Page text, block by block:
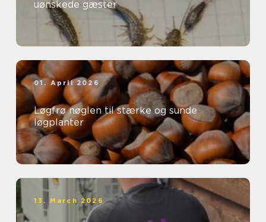
uønskede gæster
01. April 2026
Løgfrø nøglen til stærke og sunde
løgplanter
13. March 2026